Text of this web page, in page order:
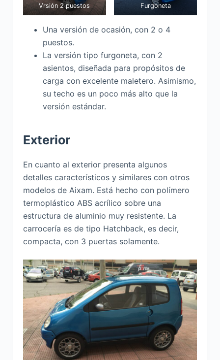
Vrsión 2 puestos Furgoneta
Una versión de ocasión, con 2 o 4
puestos.
La versión tipo furgoneta, con 2
asientos, diseñada para propósitos de
carga con excelente maletero. Asimismo,
su techo es un poco más alto que la
versión estándar.
Exterior
En cuanto al exterior presenta algunos
detalles característicos y similares con otros
modelos de Aixam. Está hecho con polímero
termoplástico ABS acrílico sobre una
estructura de aluminio muy resistente. La
carrocería es de tipo Hatchback, es decir,
compacta, con 3 puertas solamente.